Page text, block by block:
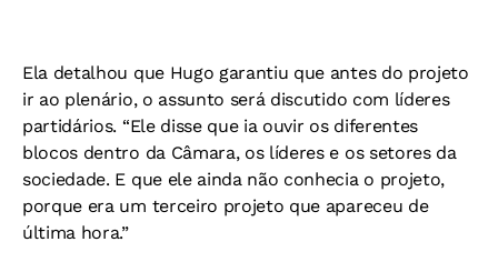
Ela detalhou que Hugo garantiu que antes do projeto
ir ao plenário, o assunto será discutido com líderes
partidários. “Ele disse que ia ouvir os diferentes
blocos dentro da Câmara, os líderes e os setores da
sociedade. E que ele ainda não conhecia o projeto,
porque era um terceiro projeto que apareceu de
última hora.”